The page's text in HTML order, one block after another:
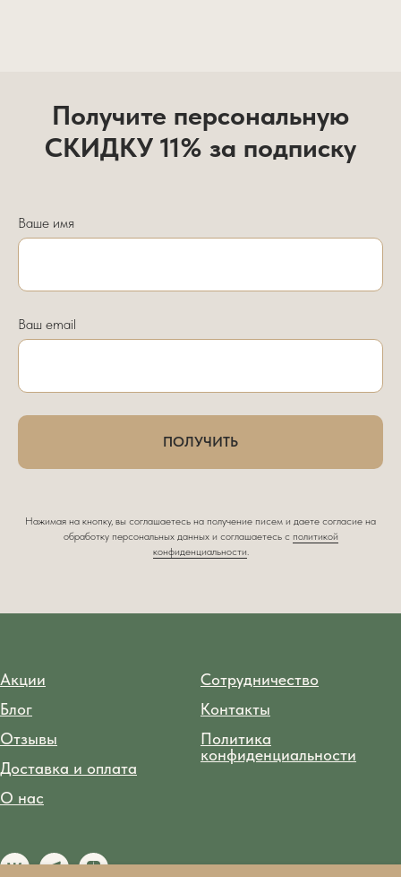
Получите персональную
СКИДКУ 11% за подписку
Ваше имя
Ваш email
ПОЛУЧИТЬ
Нажимая на кнопку, вы соглашаетесь на получение писем и даете согласие на
обработку персональных данных и соглашаетесь c политикой
конфиденциальности
Акции
Блог
Отзывы
Доставка и оплата
О нас
Сотрудничество
Контакты
Политика
конфиденциальности